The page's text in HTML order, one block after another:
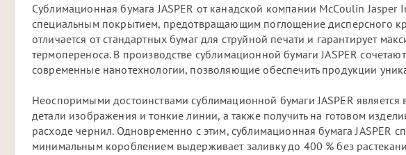
Сублимационная бумага JASPER от канадской компании McCoulin Jasper
специальным покрытием, предотвращающим поглощение дисперсного
отличается от стандартных бумаг для струйной печати и гарантирует
термопереноса. В производстве сублимационной бумаги JASPER
современные нанотехнологии, позволяющие обеспечить продукции
Неоспоримыми достоинствами сублимационной бумаги JASPER
детали изображения и тонкие линии, а также получить на готовом
расходе чернил. Одновременно с этим, сублимационная бумага JASPER
минимальным короблением выдерживает заливку до 400 % без